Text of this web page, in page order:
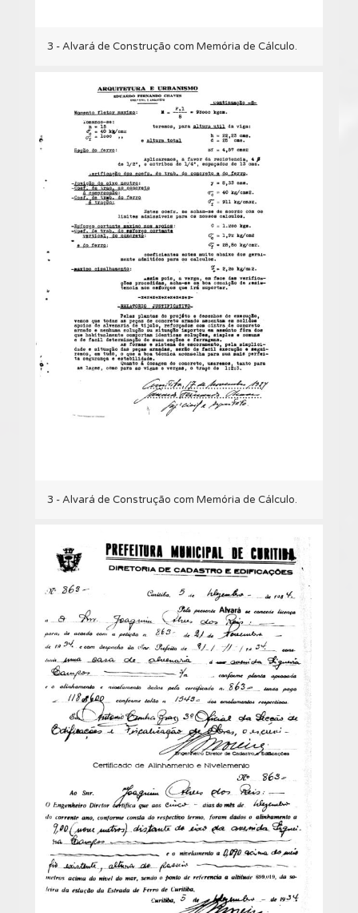
3 - Alvará de Construção com Memória de Cálculo.
3 - Alvará de Construção com Memória de Cálculo.